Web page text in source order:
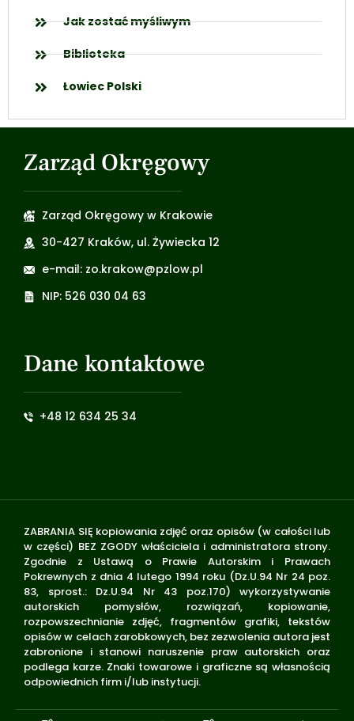
Jak zostać myśliwym
Biblioteka
Łowiec Polski
Zarząd Okręgowy
Zarząd Okręgowy w Krakowie
30-427 Kraków, ul. Żywiecka 12
e-mail: zo.krakow@pzlow.pl
NIP: 526 030 04 63
Dane kontaktowe
+48 12 634 25 34
ZABRANIA SIĘ kopiowania zdjęć oraz opisów (w całości lub
w części) BEZ ZGODY właściciela i administratora strony.
Zgodnie z Ustawą o Prawie Autorskim i Prawach
Pokrewnych z dnia 4 lutego 1994 roku (Dz.U.94 Nr 24 poz.
83, sprost.: Dz.U.94 Nr 43 poz.170) wykorzystywanie
autorskich pomysłów, rozwiązań, kopiowanie,
rozpowszechnianie zdjęć, fragmentów grafiki, tekstów
opisów w celach zarobkowych, bez zezwolenia autora jest
zabronione i stanowi naruszenie praw autorskich oraz
podlega karze. Znaki towarowe i graficzne są własnością
odpowiednich firm i/lub instytucji.